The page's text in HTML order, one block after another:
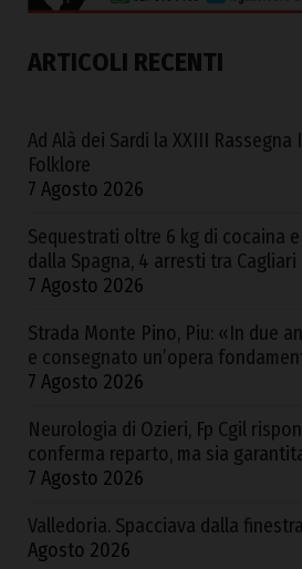
ARTICOLI RECENTI
Ad Alà dei Sardi la XXIII
Folklore
7 Agosto 2026
Sequestrati oltre 6 kg di cocaina
dalla Spagna, 4 arresti tra Cagliari
7 Agosto 2026
Strada Monte Pino, Piu: «In due
e consegnato un’opera
7 Agosto 2026
Neurologia di Ozieri, Fp Cgil
conferma reparto, ma sia
7 Agosto 2026
Valledoria. Spacciava dalla
Agosto 2026